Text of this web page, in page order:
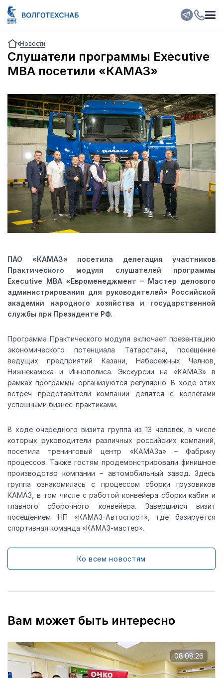
Новости
Слушатели программы Executive
MBA посетили «КАМАЗ»
ПАО «КАМАЗ» посетила делегация участников
Практического модуля слушателей программы
Executive MBA «Евроменеджмент – Мастер делового
администрирования для руководителей» Российской
академии народного хозяйства и государственной
службы при Президенте РФ.
Программа Практического модуля включает презентацию
экономического потенциала Татарстана, посещение
ведущих предприятий Казани, Набережных Челнов,
Нижнекамска и Иннополиса. Экскурсии на «КАМАЗ» в
рамках программы организуются регулярно. В ходе этих
встреч представители компании делятся с коллегами
успешными бизнес-практиками.
В ходе очередного визита группа из 13 человек, в числе
которых руководители различных российских компаний,
посетила тренинговый центр «КАМАЗа» – Фабрику
процессов. Также гостям продемонстрировали финишное
производство компании – автомобильный завод. Здесь
группа ознакомилась с процессом сборки грузовиков
КАМАЗ, в том числе с работой конвейера сборки кабин и
главного сборочного конвейера. Завершился визит
посещением НП «КАМАЗ-Автоспорт», где базируется
спортивная команда «КАМАЗ-мастер».
Ко всем новостям
Вам может быть интересно
08.08.26